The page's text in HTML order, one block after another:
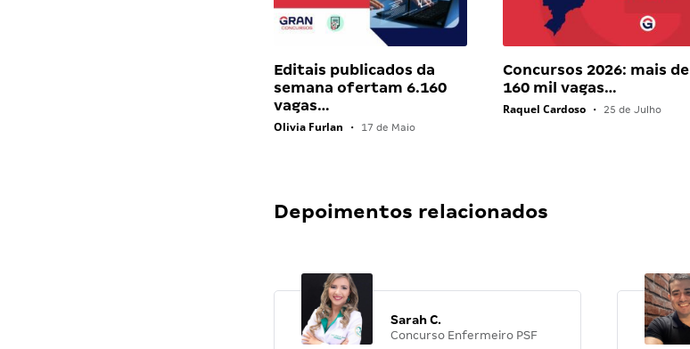
Editais publicados da
semana ofertam 6.160
vagas…
Olivia Furlan • 17 de Maio
Concursos 2026: mais de
160 mil vagas…
Raquel Cardoso • 25 de Julho
Depoimentos relacionados
Sarah C.
Concurso Enfermeiro PSF